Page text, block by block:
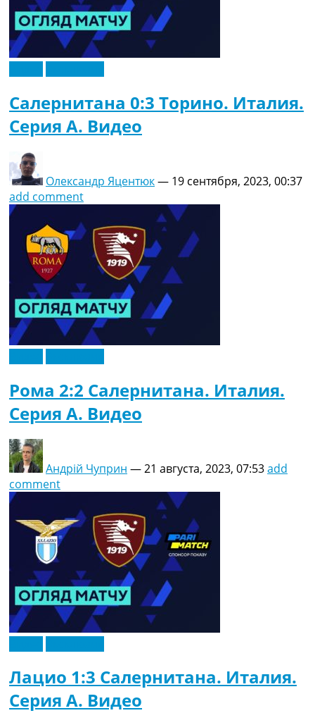
Салернитана 0:3 Торино. Италия.
Серия A. Видео
Олександр Яцентюк— 19 сентября, 2023, 00:37
add comment
Рома 2:2 Салернитана. Италия.
Серия A. Видео
Андрій Чуприн —21 августа, 2023, 07:53add
comment
Лацио 1:3 Салернитана. Италия.
Серия A. Видео